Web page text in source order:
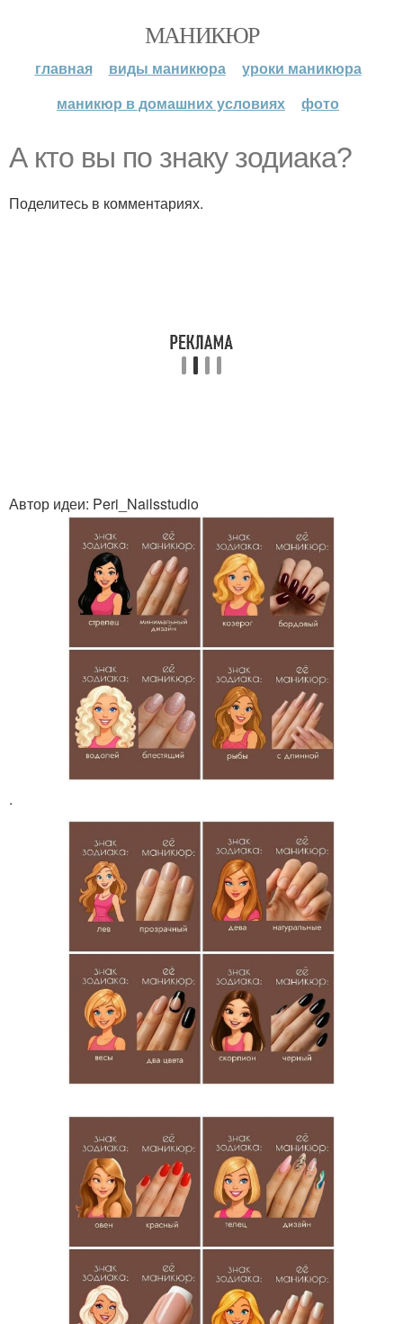
МАНИКЮР
главная виды маникюра
уроки маникюра
маникюр в домашних условиях
фото
А кто вы по знаку зодиака?
Поделитесь в комментариях.
Автор идеи: Peri_Nailsstudio
.